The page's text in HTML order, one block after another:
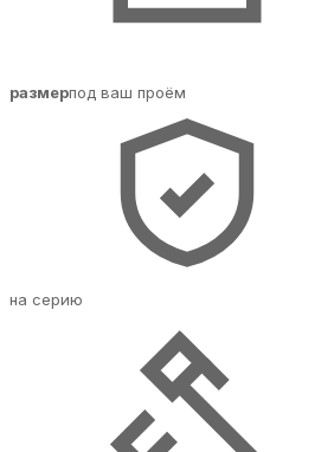
размерпод ваш проём
на серию